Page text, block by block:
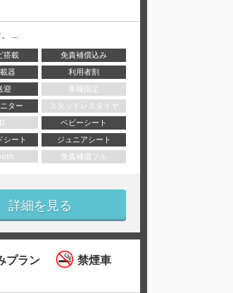
...
搭載
免責補償込み
器
利用者割
迎
車種指定
ター
スタッドレスタイヤ
ベビーシート
シート
ジュニアシート
免責補償フル
詳細を見る
プラン
禁煙車